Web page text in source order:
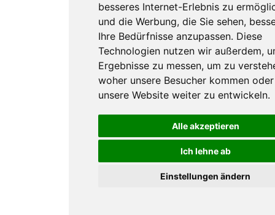
besseres Internet-Erlebnis zu
und die Werbung, die Sie sehen,
Ihre Bedürfnisse anzupassen. Diese
Technologien nutzen wir außerdem,
Ergebnisse zu messen, um zu
woher unsere Besucher kommen
unsere Website weiter zu entwickeln.
Alle akzeptieren
Ich lehne ab
Einstellungen ändern